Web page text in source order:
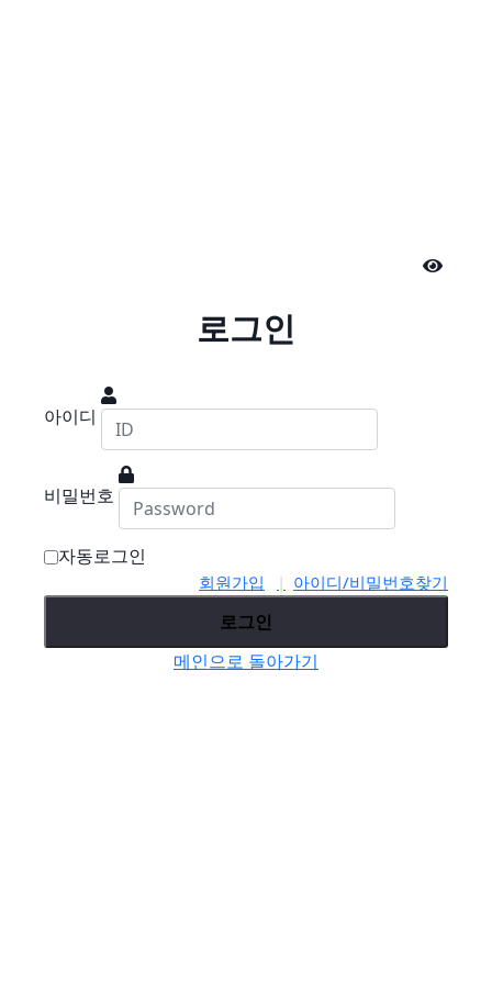
로그인
아이디
비밀번호
자동로그인
회원가입 아이디/비밀번호찾기
로그인
메인으로 돌아가기